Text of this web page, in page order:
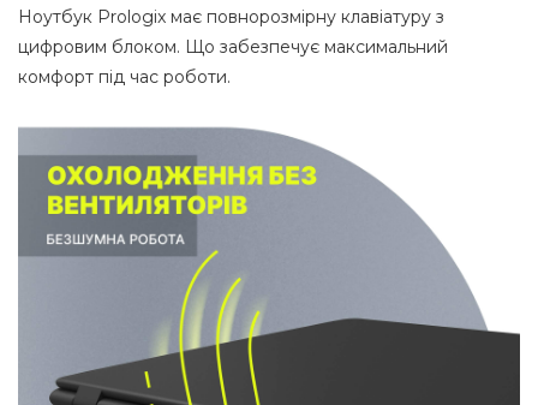
Ноутбук Prologix має повнорозмірну клавіатуру з
цифровим блоком. Що забезпечує максимальний
комфорт під час роботи.